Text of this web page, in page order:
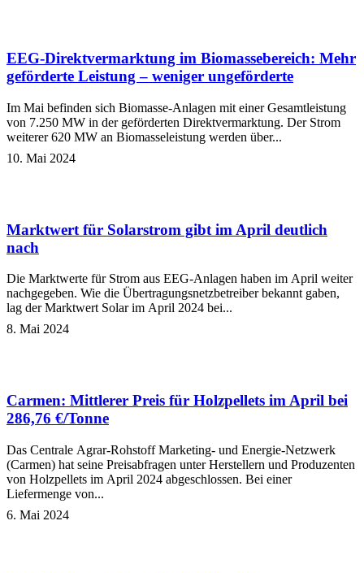
EEG-Direktvermarktung im Biomassebereich: Mehr
geförderte Leistung – weniger ungeförderte
Im Mai befinden sich Biomasse-Anlagen mit einer Gesamtleistung
von 7.250 MW in der geförderten Direktvermarktung. Der Strom
weiterer 620 MW an Biomasseleistung werden über...
10. Mai 2024
Marktwert für Solarstrom gibt im April deutlich
nach
Die Marktwerte für Strom aus EEG-Anlagen haben im April weiter
nachgegeben. Wie die Übertragungsnetzbetreiber bekannt gaben,
lag der Marktwert Solar im April 2024 bei...
8. Mai 2024
Carmen: Mittlerer Preis für Holzpellets im April bei
286,76 €/Tonne
Das Centrale Agrar-Rohstoff Marketing- und Energie-Netzwerk
(Carmen) hat seine Preisabfragen unter Herstellern und Produzenten
von Holzpellets im April 2024 abgeschlossen. Bei einer
Liefermenge von...
6. Mai 2024